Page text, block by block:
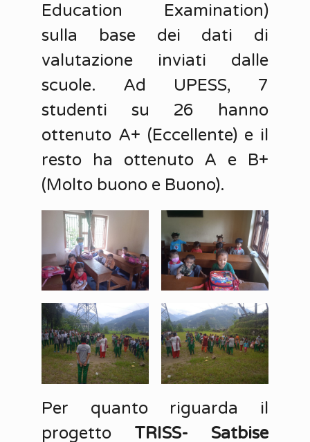
Education Examination)
sulla base dei dati di
valutazione inviati dalle
scuole. Ad UPESS, 7
studenti su 26 hanno
ottenuto A+ (Eccellente) e il
resto ha ottenuto A e B+
(Molto buono e Buono).
Per quanto riguarda il
progetto TRISS- Satbise